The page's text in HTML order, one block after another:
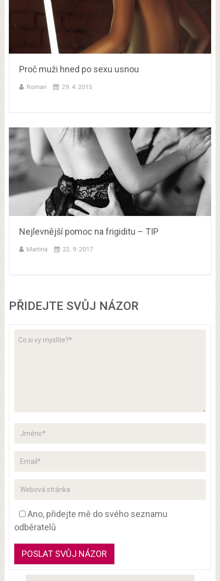
Proč muži hned po sexu usnou
Roman 29. 4. 2015
Nejlevnější pomoc na frigiditu – TIP
Martina 22. 9. 2017
PŘIDEJTE SVŮJ NÁZOR
Ano, přidejte mě do svého seznamu
odběratelů